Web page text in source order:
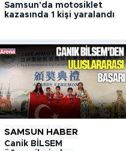
Samsun'da motosiklet
kazasında 1 kişi yaralandı
SAMSUN HABER
Canik BİLSEM